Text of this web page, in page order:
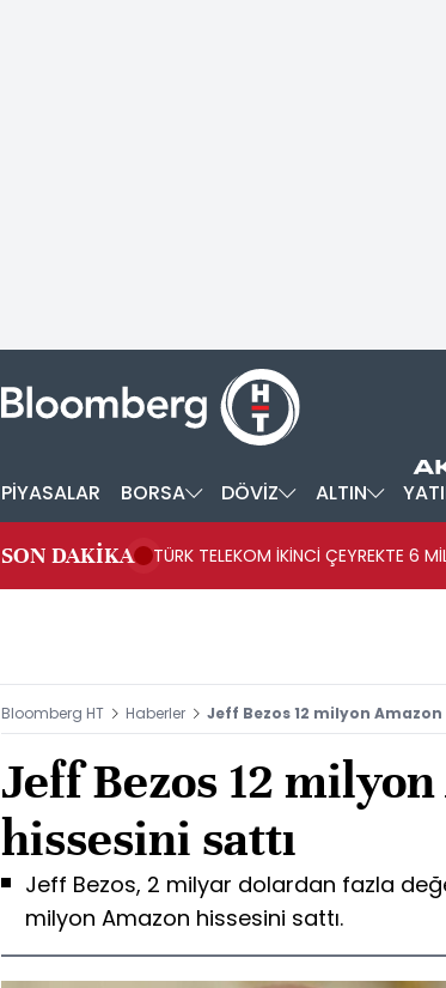
PİYASALAR BORSA DÖVİZ ALTIN
SON DAKİKA TÜRK TELEKOM İKİNCİ ÇEYREKTE 6
Bloomberg HT Haberler Jeff Bezos 12 milyon
Jeff Bezos 12
hissesini sattı
Jeff Bezos, 2 milyar dolardan fazla
milyon Amazon hissesini sattı.